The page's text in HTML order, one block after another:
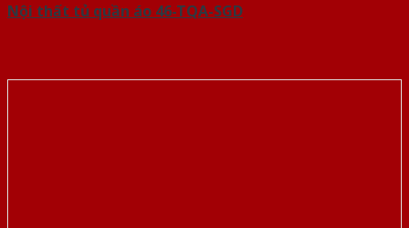
Nội thất tủ quần áo 46-TQA-SGD